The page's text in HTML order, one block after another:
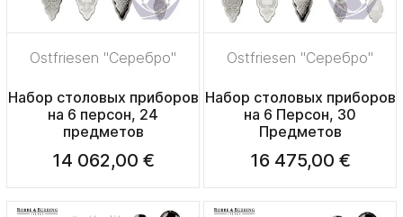
Ostfriesen "Серебро"
Набор столовых приборов
на 6 персон, 24
предметов
14 062,00 €
Ostfriesen "Серебро"
Набор столовых приборов
на 6 Персон, 30
Предметов
16 475,00 €